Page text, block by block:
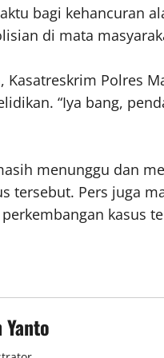
bagi kehancuran
di mata
Polres
“Iya bang,
menunggu dan
tersebut. Pers juga
kasus
Yanto